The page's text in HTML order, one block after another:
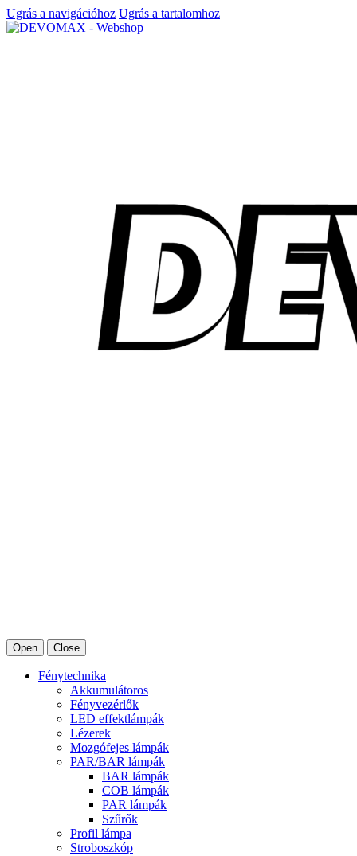
Ugrás a navigációhoz Ugrás a tartalomhoz
Open Close
Fénytechnika
Akkumulátoros
Fényvezérlők
LED effektlámpák
Lézerek
Mozgófejes lámpák
PAR/BAR lámpák
BAR lámpák
COB lámpák
PAR lámpák
Szűrők
Profil lámpa
Stroboszkóp